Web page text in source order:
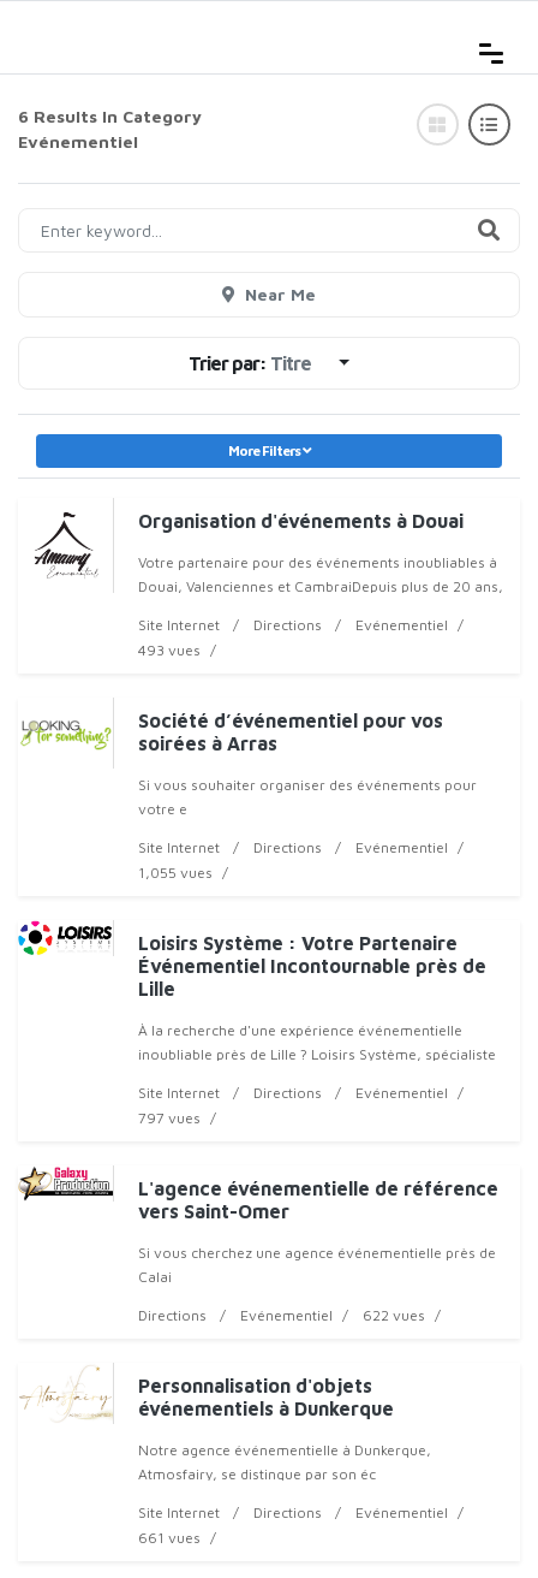
6 Results In Category
Evénementiel
Near Me
Trier par: Titre
More Filters
Organisation d'événements à Douai
Votre partenaire pour des événements inoubliables à
Douai, Valenciennes et CambraiDepuis plus de 20 ans,
profession
Site Internet Directions
Evénementiel
493 vues
Société d’événementiel pour vos
soirées à Arras
Si vous souhaiter organiser des événements pour
votre e
Site Internet Directions
Evénementiel
1,055 vues
Loisirs Système : Votre Partenaire
Événementiel Incontournable près de
Lille
À la recherche d'une expérience événementielle
inoubliable près de Lille ? Loisirs Système, spécialiste
d'activités ludiques pour tous les âges.
Site Internet Directions
Evénementiel
797 vues
L'agence événementielle de référence
vers Saint-Omer
Si vous cherchez une agence événementielle près de
Calai
Directions Evénementiel 622 vues
Personnalisation d'objets
événementiels à Dunkerque
Notre agence événementielle à Dunkerque,
Atmosfairy, se distingue par son éc
Site Internet Directions
Evénementiel
661 vues